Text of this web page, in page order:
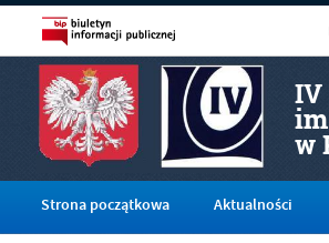
IV
w
Strona początkowa Aktualności